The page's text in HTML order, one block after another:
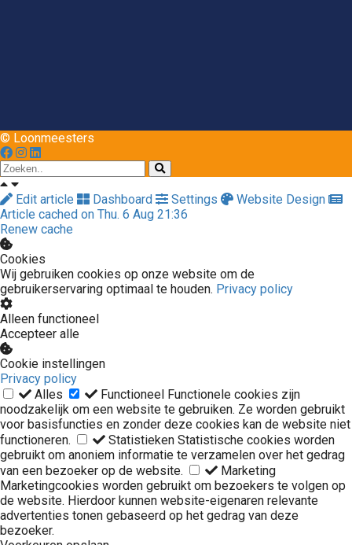
© Loonmeesters
Edit article Dashboard Settings
Website Design
Article cached on Thu. 6 Aug 21:36
Renew cache
Cookies
Wij gebruiken cookies op onze website om de
gebruikerservaring optimaal te houden. Privacy policy
Alleen functioneel
Accepteer alle
Cookie instellingen
Privacy policy
Alles
Functioneel Functionele cookies zijn
noodzakelijk om een website te gebruiken. Ze worden gebruikt
voor basisfuncties en zonder deze cookies kan de website niet
functioneren.
Statistieken Statistische cookies worden
gebruikt om anoniem informatie te verzamelen over het gedrag
van een bezoeker op de website.
Marketing
Marketingcookies worden gebruikt om bezoekers te volgen op
de website. Hierdoor kunnen website-eigenaren relevante
advertenties tonen gebaseerd op het gedrag van deze
bezoeker.